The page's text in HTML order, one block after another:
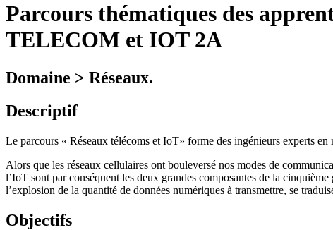
Parcours thématiques des
TELECOM et IOT 2A
Domaine > Réseaux.
Descriptif
Le parcours « Réseaux télécoms et IoT» forme des ingénieurs experts
Alors que les réseaux cellulaires ont bouleversé nos modes de
l’IoT sont par conséquent les deux grandes composantes de la
l’explosion de la quantité de données numériques à transmettre, se
Objectifs